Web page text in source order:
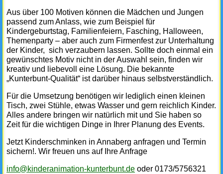
Aus über 100 Motiven können die Mädchen und Jungen
passend zum Anlass, wie zum Beispiel für
Kindergeburtstag, Familienfeiern, Fasching, Halloween,
Themenparty – aber auch zum Firmenfest zur Unterhaltung
der Kinder, sich verzaubern lassen. Sollte doch einmal ein
gewünschtes Motiv nicht in der Auswahl sein, finden wir
kreativ und liebevoll eine Lösung. Die bekannte
„Kunterbunt-Qualität“ ist darüber hinaus selbstverständlich.
Für die Umsetzung benötigen wir lediglich einen kleinen
Tisch, zwei Stühle, etwas Wasser und gern reichlich Kinder.
Alles andere bringen wir natürlich mit und Sie haben so
Zeit für die wichtigen Dinge in Ihrer Planung des Events.
Jetzt Kinderschminken in Annaberg anfragen und Termin
sichern!. Wir freuen uns auf Ihre Anfrage
info@kinderanimation-kunterbunt.de oder 0173/5756321